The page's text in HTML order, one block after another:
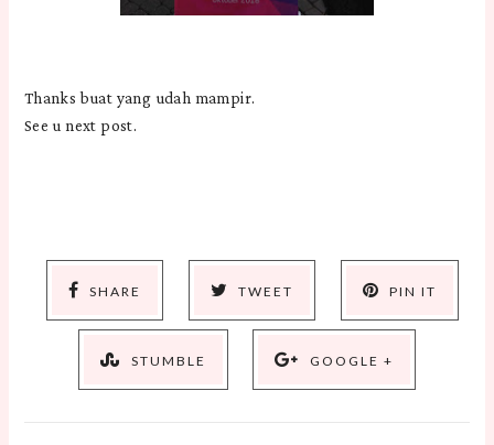
Thanks buat yang udah mampir.
See u next post.
SHARE TWEET PIN IT
STUMBLE GOOGLE +